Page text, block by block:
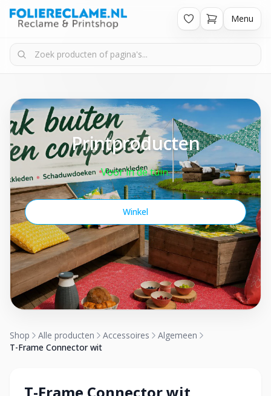
Menu
Printproducten
Voor in de tuin.
Winkel
Shop Alle producten Accessoires
Algemeen
T-Frame Connector wit